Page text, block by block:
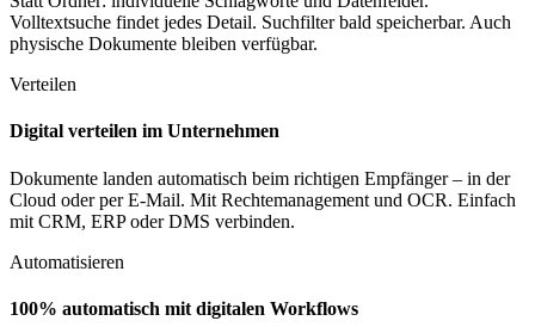
Volltextsuche findet jedes Detail. Suchfilter bald speicherbar. Auch
physische Dokumente bleiben verfügbar.
Verteilen
Digital verteilen im Unternehmen
Dokumente landen automatisch beim richtigen Empfänger – in der
Cloud oder per E-Mail. Mit Rechtemanagement und OCR. Einfach
mit CRM, ERP oder DMS verbinden.
Automatisieren
100% automatisch mit digitalen Workflows